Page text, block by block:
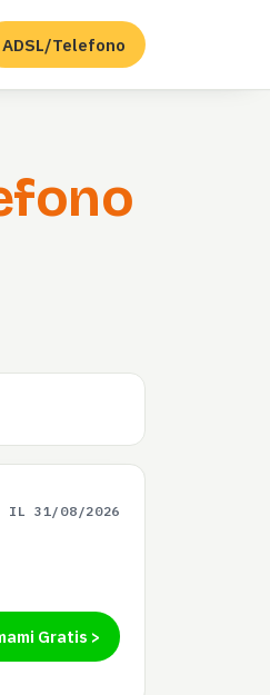
ADSL/Telefono
IL 31/08/2026
Gratis >